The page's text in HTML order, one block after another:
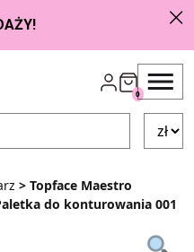
0
> Topface Maestro
do konturowania 001